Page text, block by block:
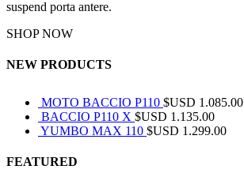
suspend porta antere.
SHOP NOW
NEW PRODUCTS
MOTO BACCIO P110 $USD 1.085.00
BACCIO P110 X $USD 1.135.00
YUMBO MAX 110 $USD 1.299.00
FEATURED